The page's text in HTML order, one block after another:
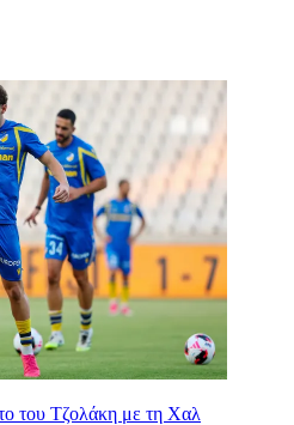
του Τζολάκη με τη Χαλ